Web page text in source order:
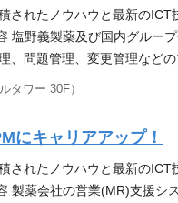
ルスケア業界知識未経験の
どワークライフバランスを
れたノウハウと最新の
野義製薬及び国内グルー
問題管理、変更管理など
画・実施 ・ITILなどのフ
Library）フレ
すめ】 ①ITサービス業界
発、運用、保守、改善な
ス改善手法に関する知識
タワー 30F）
にキャリアアップ！
れたノウハウと最新の
薬会社の営業(MR)支援シ